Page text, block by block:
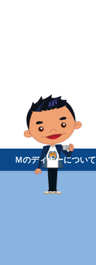
Ｍのディナーについて